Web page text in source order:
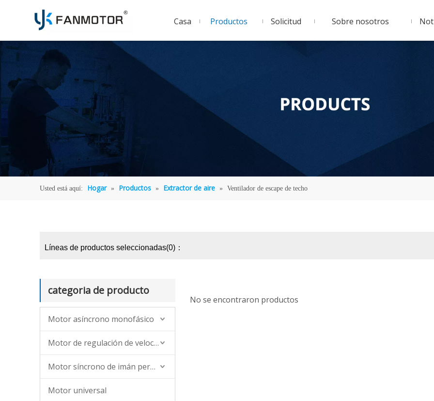
Casa Productos Solicitud Sobre nosotros
Usted está aquí: Hogar » Productos » Extractor de aire » Ventilador de escape de techo
Líneas de productos seleccionadas(0)：
categoria de producto
Motor asíncrono monofásico
Motor de regulación de velocidad asíncrona de CA (monofásica, trifásica)
Motor síncrono de imán permanente
Motor universal
No se encontraron productos